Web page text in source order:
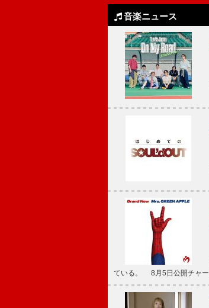
音楽ニュース
ている。 8月5日公開チャ